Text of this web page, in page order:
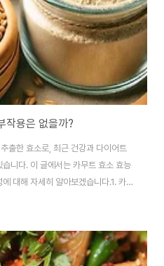
작용은 없을까?
출한 효소로, 최근 건강과 다이어트
니다. 이 글에서는 카무트 효소 효능
대해 자세히 알아보겠습니다.​1. 카
트에서 유래된 호라산 밀의 상표명으
바로 카무트 효소로, 소화 개선과 면
무트 효소 브랜드 호라산밀 글루텐 분